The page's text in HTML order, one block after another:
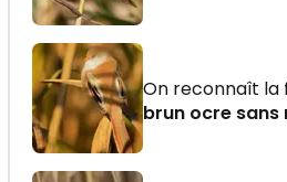
On reconnaît la
brun ocre